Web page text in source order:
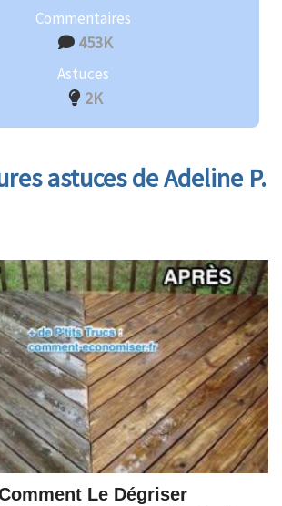
Commentaires
453K
Astuces
2K
astuces de Adeline P.
Le Dégriser